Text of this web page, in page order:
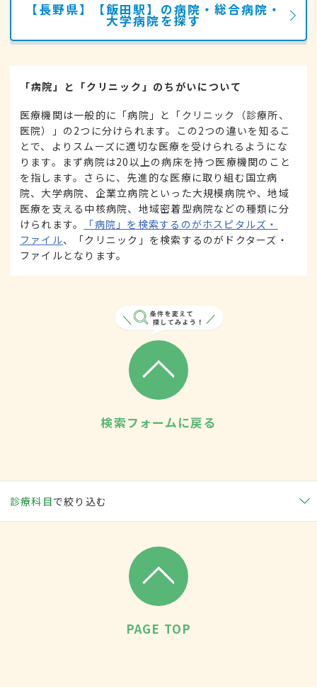
【長野県】【飯田駅】の病院・総合病院・
大学病院を探す
「病院」と「クリニック」のちがいについて
医療機関は一般的に「病院」と「クリニック（診療所、
医院）」の2つに分けられます。この2つの違いを知るこ
とで、よりスムーズに適切な医療を受けられるようにな
ります。まず病院は20以上の病床を持つ医療機関のこと
を指します。さらに、先進的な医療に取り組む国立病
院、大学病院、企業立病院といった大規模病院や、地域
医療を支える中核病院、地域密着型病院などの種類に分
けられます。
「病院」を検索するのがホスピタルズ・
ファイル、「クリニック」を検索するのがドクターズ・
ファイルとなります。
検索フォームに戻る
診療科目で絞り込む
PAGE TOP